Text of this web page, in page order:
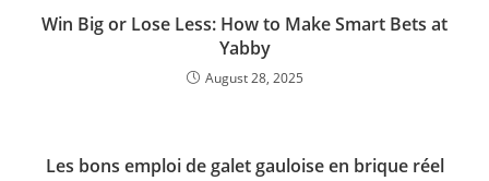
Win Big or Lose Less: How to Make Smart Bets at
Yabby
August 28, 2025
Les bons emploi de galet gauloise en brique réel